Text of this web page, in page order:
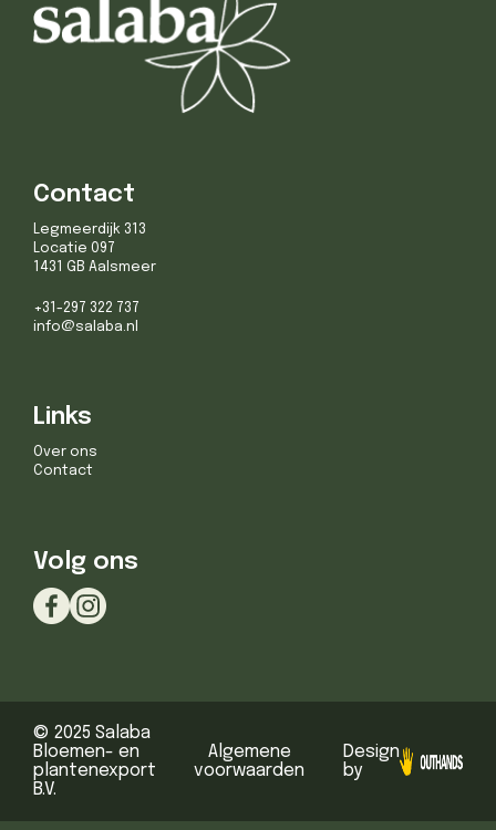
Contact
Legmeerdijk 313
Locatie 097
1431 GB Aalsmeer
+31-297 322 737
info@salaba.nl
Links
Over ons
Contact
Volg ons
© 2025 Salaba
Bloemen- en
plantenexport
B.V.
Algemene
voorwaarden
Design
by